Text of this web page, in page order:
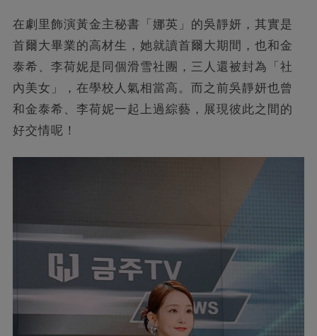
在劇里飾演黃金主秘書「娜英」的吳靜妍，其實是
首爾大畢業的高材生，她就讀首爾大期間，也和金
泰希、李荷妮是同個滑雪社團，三人還被封為「社
內美女」，在學校人氣相當高。而之前吳靜妍也曾
和金泰希、李荷妮一起上過綜藝，展現彼此之間的
好交情呢！